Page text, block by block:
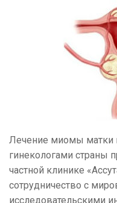
Лечение миомы матки
гинекологами страны
частной клинике
сотрудничество с
исследовательскими